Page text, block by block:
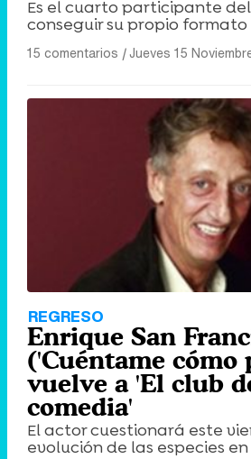
Es el cuarto participante
conseguir su propio
15 comentarios |Jueves 15
REGRESO
Enrique San
('Cuéntame cómo
vuelve a 'El club
comedia'
El actor cuestionará este
evolución de las especies